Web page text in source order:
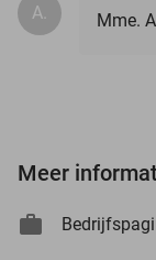
A. Mme.
Meer